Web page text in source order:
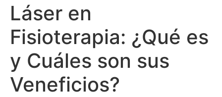
Láser en
Fisioterapia: ¿Qué es
y Cuáles son sus
Veneficios?